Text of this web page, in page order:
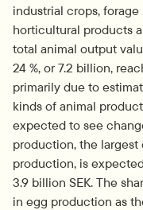
industrial crops,
horticultural products
total animal output
24 %, or 7.2 billion,
primarily due to
kinds of animal
expected to see
production, the
production, is
3.9 billion SEK. The
in egg production as